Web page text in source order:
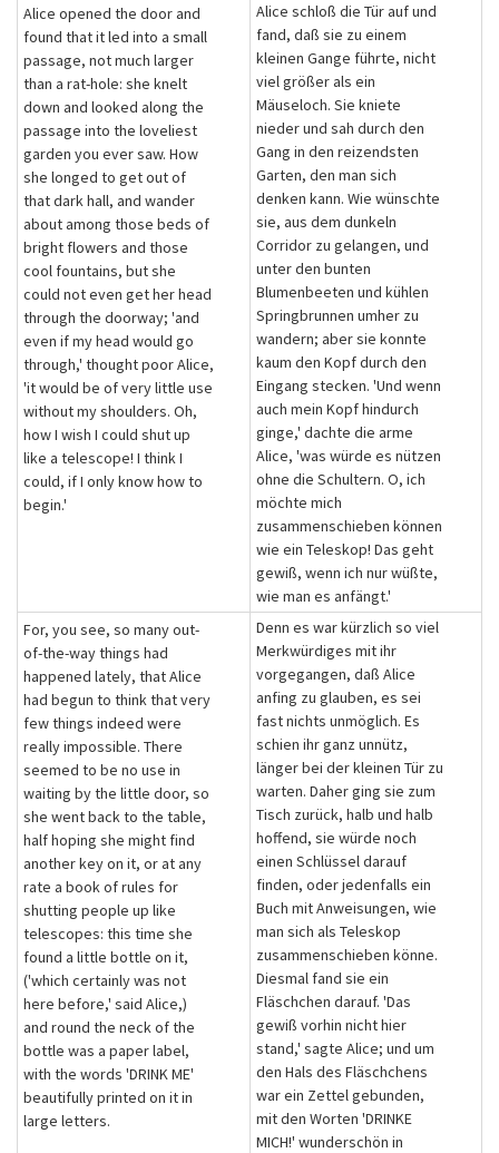
Alice opened the door and
found that it led into a small
passage, not much larger
than a rat-hole: she knelt
down and looked along the
passage into the loveliest
garden you ever saw. How
she longed to get out of
that dark hall, and wander
about among those beds of
bright flowers and those
cool fountains, but she
could not even get her head
through the doorway; 'and
even if my head would go
through,' thought poor Alice,
'it would be of very little use
without my shoulders. Oh,
how I wish I could shut up
like a telescope! I think I
could, if I only know how to
begin.'
Alice schloß die Tür auf und
fand, daß sie zu einem
kleinen Gange führte, nicht
viel größer als ein
Mäuseloch. Sie kniete
nieder und sah durch den
Gang in den reizendsten
Garten, den man sich
denken kann. Wie wünschte
sie, aus dem dunkeln
Corridor zu gelangen, und
unter den bunten
Blumenbeeten und kühlen
Springbrunnen umher zu
wandern; aber sie konnte
kaum den Kopf durch den
Eingang stecken. 'Und wenn
auch mein Kopf hindurch
ginge,' dachte die arme
Alice, 'was würde es nützen
ohne die Schultern. O, ich
möchte mich
zusammenschieben können
wie ein Teleskop! Das geht
gewiß, wenn ich nur wüßte,
wie man es anfängt.'
For, you see, so many out-
of-the-way things had
happened lately, that Alice
had begun to think that very
few things indeed were
really impossible. There
seemed to be no use in
waiting by the little door, so
she went back to the table,
half hoping she might find
another key on it, or at any
rate a book of rules for
shutting people up like
telescopes: this time she
found a little bottle on it,
('which certainly was not
here before,' said Alice,)
and round the neck of the
bottle was a paper label,
with the words 'DRINK ME'
beautifully printed on it in
large letters.
Denn es war kürzlich so viel
Merkwürdiges mit ihr
vorgegangen, daß Alice
anfing zu glauben, es sei
fast nichts unmöglich. Es
schien ihr ganz unnütz,
länger bei der kleinen Tür zu
warten. Daher ging sie zum
Tisch zurück, halb und halb
hoffend, sie würde noch
einen Schlüssel darauf
finden, oder jedenfalls ein
Buch mit Anweisungen, wie
man sich als Teleskop
zusammenschieben könne.
Diesmal fand sie ein
Fläschchen darauf. 'Das
gewiß vorhin nicht hier
stand,' sagte Alice; und um
den Hals des Fläschchens
war ein Zettel gebunden,
mit den Worten 'DRINKE
MICH!' wunderschön in